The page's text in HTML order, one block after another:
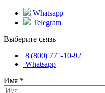
Whatsapp
Telegram
Выберите связь
8 (800) 775-10-92
Whatsapp
Имя *